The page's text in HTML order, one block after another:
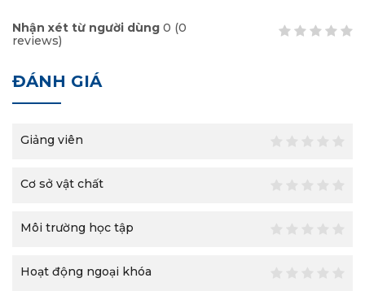
Nhận xét từ người dùng 0 (0
reviews)
ĐÁNH GIÁ
Giảng viên
Cơ sở vật chất
Môi trường học tập
Hoạt động ngoại khóa